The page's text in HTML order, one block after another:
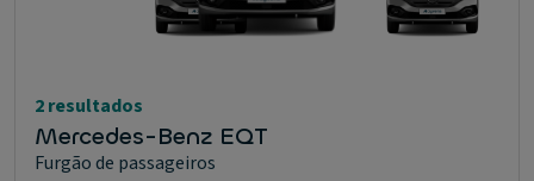
2 resultados
Mercedes-Benz EQT
Furgão de passageiros